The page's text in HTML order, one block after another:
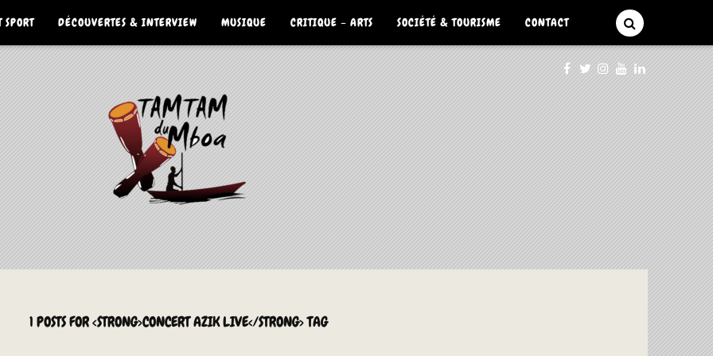
DÉCOUVERTES & INTERVIEW MUSIQUE CRITIQUE – ARTS SOCIÉTÉ & TOURISME CONTACT
1 POSTS FOR <STRONG>CONCERT AZIK LIVE</STRONG> TAG